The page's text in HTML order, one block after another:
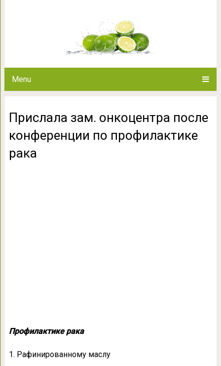
Menu
Прислала зам. онкоцентра после
конференции по профилактике
рака
Профилактике рака
1. Рафинированному маслу